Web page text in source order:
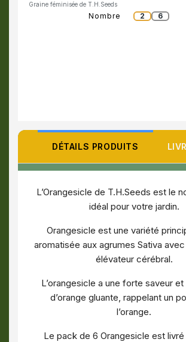
Graine féminisée de T.H.Seeds
Nombre 2 6
DÉTAILS PRODUITS
L’Orangesicle de T.H.Seeds est le
idéal pour votre jardin.
Orangesicle est une variété
aromatisée aux agrumes Sativa
élévateur cérébral.
L’orangesicle a une forte saveur
d’orange gluante, rappelant un
l’orange.
Le pack de 6 Orangesicle est